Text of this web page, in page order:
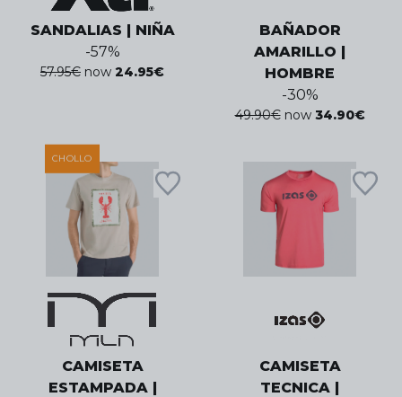
SANDALIAS | NIÑA
-57%
57.95€ now 24.95€
BAÑADOR
AMARILLO |
HOMBRE
-30%
49.90€ now 34.90€
CHOLLO
CAMISETA
ESTAMPADA |
CAMISETA
TECNICA |